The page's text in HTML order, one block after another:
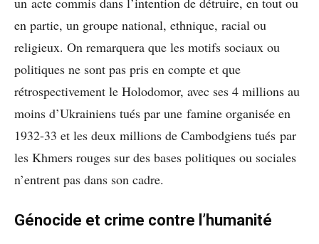
en partie, un groupe national, ethnique, racial ou
religieux. On remarquera que les motifs sociaux ou
politiques ne sont pas pris en compte et que
rétrospectivement le Holodomor, avec ses 4 millions au
moins d’Ukrainiens tués par une famine organisée en
1932-33 et les deux millions de Cambodgiens tués par
les Khmers rouges sur des bases politiques ou sociales
n’entrent pas dans son cadre.
Génocide et crime contre l’humanité